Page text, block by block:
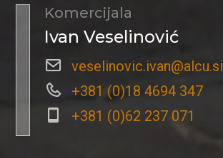
Komercijala
Ivan Veselinović
veselinovic.ivan@alcu.si
+381 (0)18 4694 347
+381 (0)62 237 071